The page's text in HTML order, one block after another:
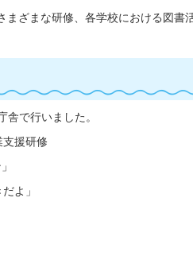
ざまな研修、各学校における図書
で行いました。
支援研修
よ」